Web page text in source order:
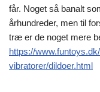
får. Noget så banalt
århundreder, men til
træ er de noget mere
https://
vibratorer/dildoer.html